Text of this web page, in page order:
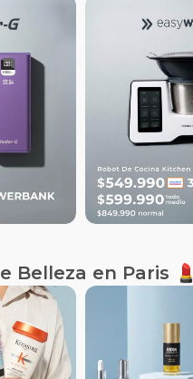
Belleza en Paris 💄